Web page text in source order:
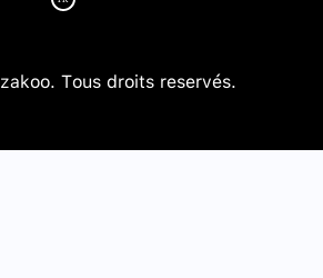
Tous droits reservés.